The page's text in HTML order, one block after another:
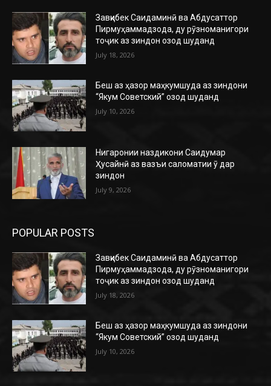
Завқибек Саидаминӣ ва Абдусаттор
Пирмуҳаммадзода, ду рӯзноманигори
тоҷик аз зиндон озод шуданд
July 18, 2026
Беш аз ҳазор маҳкумшуда аз зиндони
“Якум Советский” озод шуданд
July 10, 2026
Нигаронии наздикони Саидумар
Ҳусайнӣ аз вазъи саломатии ӯ дар
зиндон
July 9, 2026
POPULAR POSTS
Завқибек Саидаминӣ ва Абдусаттор
Пирмуҳаммадзода, ду рӯзноманигори
тоҷик аз зиндон озод шуданд
July 18, 2026
Беш аз ҳазор маҳкумшуда аз зиндони
“Якум Советский” озод шуданд
July 10, 2026